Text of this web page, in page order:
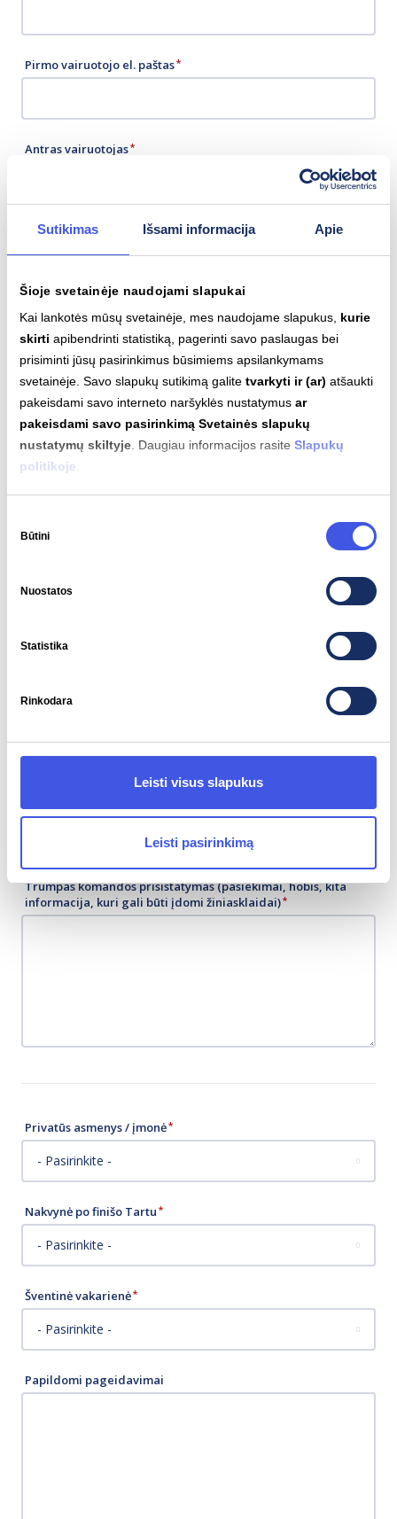
Sutikimas Išsami informacija Apie
Šioje svetainėje naudojami slapukai
Kai lankotės mūsų svetainėje, mes naudojame slapukus, kurie
skirti apibendrinti statistiką, pagerinti savo paslaugas bei
prisiminti jūsų pasirinkimus būsimiems apsilankymams
svetainėje. Savo slapukų sutikimą galitetvarkyti ir (ar) atšaukti
pakeisdami savo interneto naršyklės nustatymusar
pakeisdami savo pasirinkimą Svetainės slapukų
nustatymų skiltyje. Daugiau informacijos rasiteSlapukų
politikoje.
pasirinkimas
Būtini
Nuostatos
Statistika
Rinkodara
Leisti visus slapukus
Leisti pasirinkimą
Pirmo vairuotojo el. paštas
Antras vairuotojas
Antro vairuotojo el. paštas
Vieno iš komandos vairuotojų mobilaus telefono nr.,
kuriuo galėtume susisiekti visų varžybų metu
Šalies
kodas
+370
Jei norite, kad visą informaciją, nuotraukas, vaizdo įrašus
gautų jūsų įmonės komunikacijos ir rinkodaros specialistai,
nurodykite el. paštą
Pasirinkite įskaitą, kurioje pageidaujate dalyvauti
Gamintojo deklaruotas nuvažiuojamas atstumas pagal WLTP
Trumpas komandos prisistatymas (pasiekimai, hobis, kita
informacija, kuri gali būti įdomi žiniasklaidai)
Privatūs asmenys / įmonė
- Pasirinkite -
Nakvynė po finišo Tartu
- Pasirinkite -
Šventinė vakarienė
- Pasirinkite -
Papildomi pageidavimai